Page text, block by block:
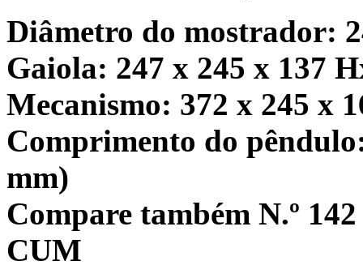
Diâmetro do mostrador:
Gaiola: 247 x 245 x 137
Mecanismo: 372 x 245 x
Comprimento do
mm)
Compare também N.º
CUM